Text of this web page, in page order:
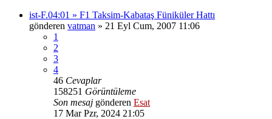
ist-F.04:01 » F1 Taksim-Kabataş Füniküler Hattı
gönderen vatman » 21 Eyl Cum, 2007 11:06
1
2
3
4
46 Cevaplar
158251 Görüntüleme
Son mesaj gönderen Esat
17 Mar Pzr, 2024 21:05